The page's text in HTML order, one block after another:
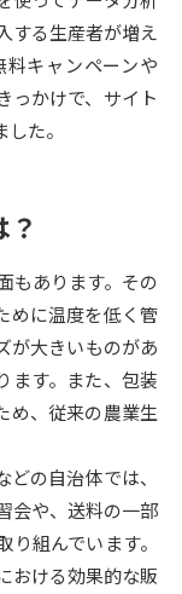
ムから探す
料検索
ールを立てよう
全国一斉進学調査
する生産者が増え
キャンペーンや
っかけで、サイト
た。
もあります。その
めに温度を低く管
が大きいものがあ
ます。また、包装
め、従来の農業生
の自治体では、
会や、送料の一部
組んでいます。
おける効果的な販